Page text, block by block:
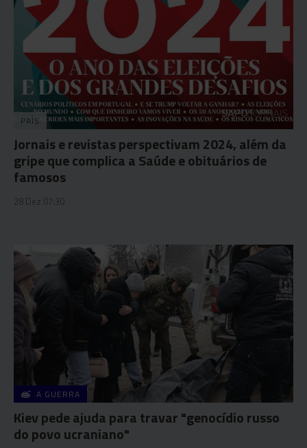
PAÍS
Jornais e revistas perspectivam 2024, além da
gripe que complica a Saúde e obituários de
famosos
28 Dez 07:30
A GUERRA
Kiev pede ajuda para travar "genocídio russo
do povo ucraniano"